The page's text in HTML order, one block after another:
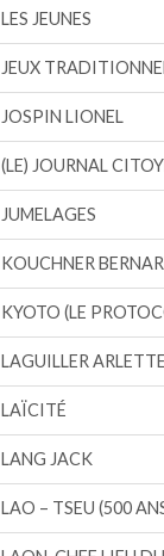
LES JEUNES
JEUX
JOSPIN LIONEL
(LE) JOURNAL
JUMELAGES
KOUCHNER
KYOTO (LE
LAGUILLER ARLETTE
LAÏCITÉ
LANG JACK
LAO – TSEU (500